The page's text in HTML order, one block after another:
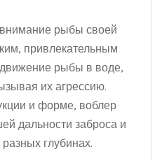
рыбы своей
привлекательным
рыбы в воде,
их агрессию.
и форме, воблер
дальности заброса и
глубинах.